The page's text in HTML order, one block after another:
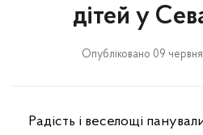
дітей у
Опубліковано 09 червня
Радість і веселощі